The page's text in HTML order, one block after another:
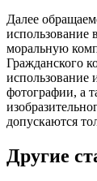
Далее
использование
моральную
Гражданского
использование
фотографии, а
допускаются
Другие